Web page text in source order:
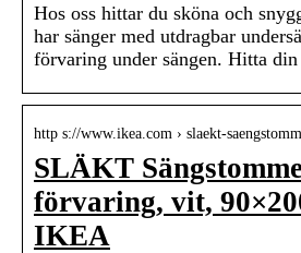
Hos oss hittar du sköna och
har sänger med utdragbar
förvaring under sängen. Hitta
http s://www.ikea.com › slaekt-
SLÄKT
förvaring, vit,
IKEA